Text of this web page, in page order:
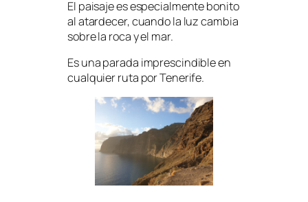
El paisaje es especialmente bonito
al atardecer, cuando la luz cambia
sobre la roca y el mar.
Es una parada imprescindible en
cualquier ruta por Tenerife.